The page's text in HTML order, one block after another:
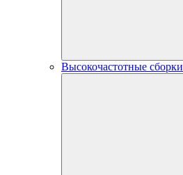
Высокочастотные сборки